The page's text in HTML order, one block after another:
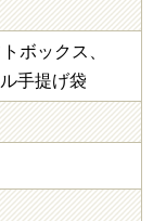
ボックス、
手提げ袋